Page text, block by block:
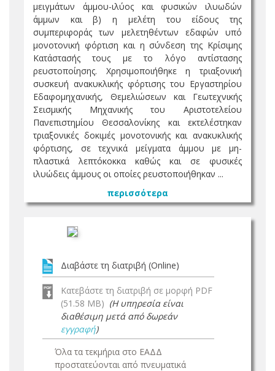
μειγμάτων άμμου-ιλύος και φυσικών ιλυωδών
άμμων και β) η μελέτη του είδους της
συμπεριφοράς των μελετηθέντων εδαφών υπό
μονοτονική φόρτιση και η σύνδεση της Κρίσιμης
Κατάστασής τους με το λόγο αντίστασης
ρευστοποίησης. Χρησιμοποιήθηκε η τριαξονική
συσκευή ανακυκλικής φόρτισης του Εργαστηρίου
Εδαφομηχανικής, Θεμελιώσεων και Γεωτεχνικής
Σεισμικής Μηχανικής του Αριστοτελείου
Πανεπιστημίου Θεσσαλονίκης και εκτελέστηκαν
τριαξονικές δοκιμές μονοτονικής και ανακυκλικής
φόρτισης, σε τεχνικά μείγματα άμμου με μη-
πλαστικά λεπτόκοκκα καθώς και σε φυσικές
ιλυώδεις άμμους οι οποίες ρευστοποιήθηκαν ...
περισσότερα
Διαβάστε τη διατριβή (Online)
Κατεβάστε τη διατριβή σε μορφή PDF
(51.58 MB) (Η υπηρεσία είναι
διαθέσιμη μετά από δωρεάν
εγγραφή)
Όλα τα τεκμήρια στο ΕΑΔΔ
προστατεύονται από πνευματικά